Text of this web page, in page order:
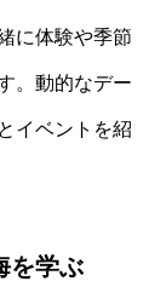
に体験や季節
。動的なデー
イベントを紹
を学ぶ